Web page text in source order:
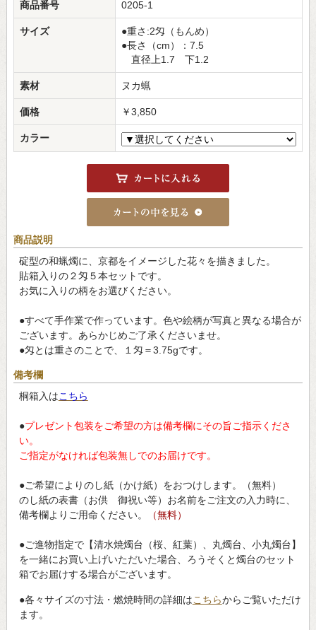
商品番号
0205-1
サイズ
●重さ:2匁（もんめ）
●長さ（cm）：7.5
直径上1.7 下1.2
素材 ヌカ蝋
価格 ￥3,850
カラー
商品説明
碇型の和蝋燭に、京都をイメージした花々を描きました。
貼箱入りの２匁５本セットです。
お気に入りの柄をお選びください。
●すべて手作業で作っています。色や絵柄が写真と異なる場合が
ございます。あらかじめご了承くださいませ。
●匁とは重さのことで、１匁＝3.75gです。
備考欄
桐箱入はこちら
●プレゼント包装をご希望の方は備考欄にその旨ご指示くださ
い。
ご指定がなければ包装無しでのお届けです。
●ご希望によりのし紙（かけ紙）をおつけします。（無料）
のし紙の表書（お供 御祝い等）お名前をご注文の入力時に、
備考欄よりご用命ください。
（無料）
●ご進物指定で【清水焼燭台（桜、紅葉）、丸燭台、小丸燭台】
を一緒にお買い上げいただいた場合、ろうそくと燭台のセット
箱でお届けする場合がございます。
●各々サイズの寸法・燃焼時間の詳細はこちらからご覧いただけ
ます。